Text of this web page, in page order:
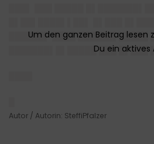
██████▌ ████ ██████▌█████
███████▌█▌█████ ███ █▌███
Autor / Autorin: SteffiPfalzer